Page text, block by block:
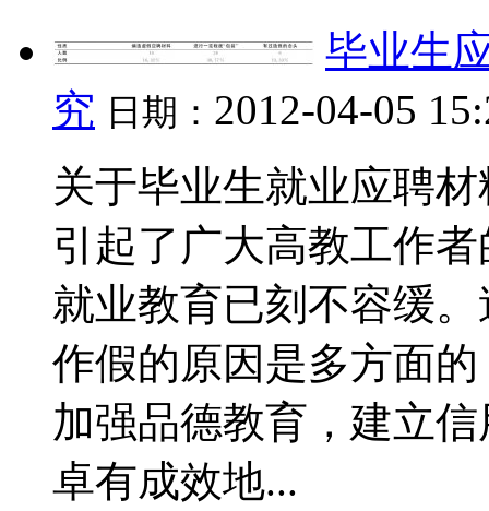
毕业生
究 日期： 2012-04-05
关于毕业生就业应聘
引起了广大高教工作
就业教育已刻不容缓
作假的原因是多方面
加强品德教育，建立
卓有成效地...